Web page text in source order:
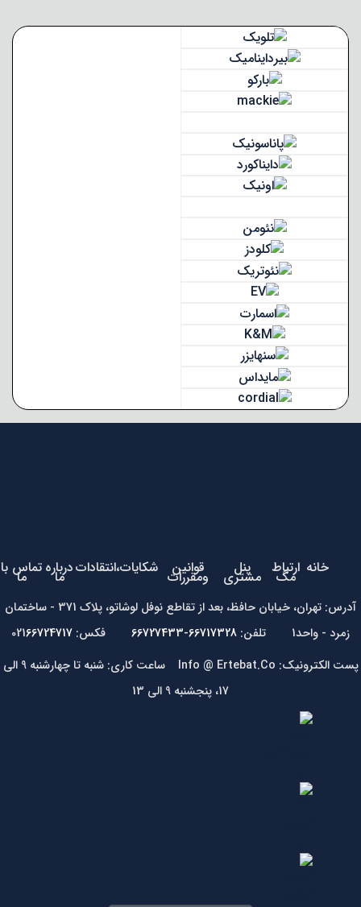
خانه ارتباط
مگ پنل
مشتری قوانین
ومقررات شکایات،انتقاداتدرباره
ما تماس با
ما
آدرس: تهران، خیابان حافظ، بعد از تقاطع نوفل لوشاتو، پلاک 371 - ساختمان
زمرد - واحد1 تلفن:
66717328-66727433 فکس: 021 66724717
پست الکترونیک: Info @ Ertebat.Co ساعت کاری: شنبه تا چهارشنبه 9 الی
17، پنجشنبه 9 الی 13